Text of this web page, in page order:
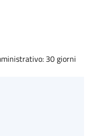
30 giorni